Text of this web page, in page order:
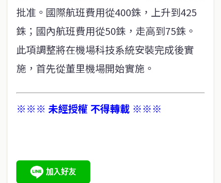
批准。國際航班費用從400銖，上升到425
銖；國內航班費用從50銖，走高到75銖。
此項調整將在機場科技系統安裝完成後實
施，首先從董里機場開始實施。
※※※ 未經授權 不得轉載 ※※※